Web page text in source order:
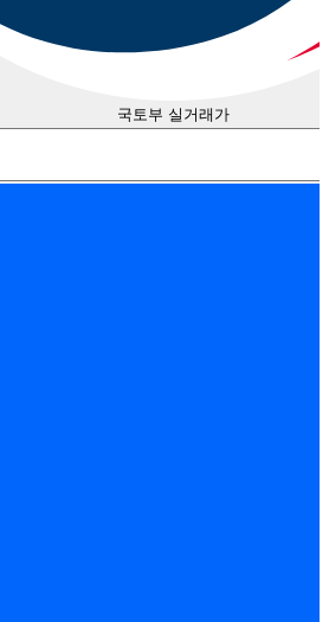
국토부 실거래가